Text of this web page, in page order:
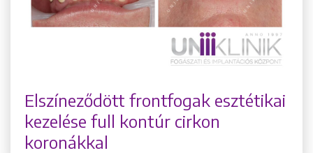
Elszíneződött frontfogak esztétikai
kezelése full kontúr cirkon
koronákkal